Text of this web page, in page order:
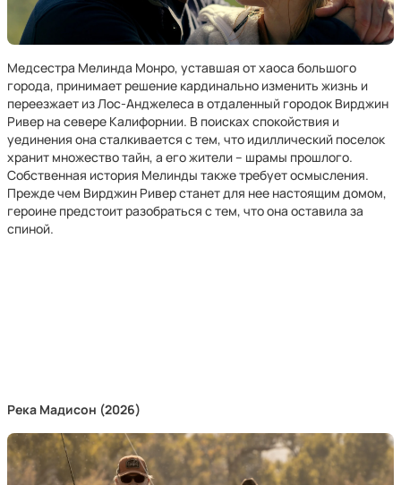
Медсестра Мелинда Монро, уставшая от хаоса большого
города, принимает решение кардинально изменить жизнь и
переезжает из Лос-Анджелеса в отдаленный городок Вирджин
Ривер на севере Калифорнии. В поисках спокойствия и
уединения она сталкивается с тем, что идиллический поселок
хранит множество тайн, а его жители – шрамы прошлого.
Собственная история Мелинды также требует осмысления.
Прежде чем Вирджин Ривер станет для нее настоящим домом,
героине предстоит разобраться с тем, что она оставила за
спиной.
Река Мадисон (2026)